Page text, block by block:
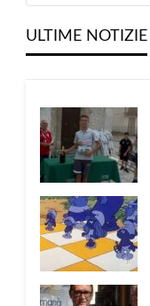
ULTIME NOTIZIE